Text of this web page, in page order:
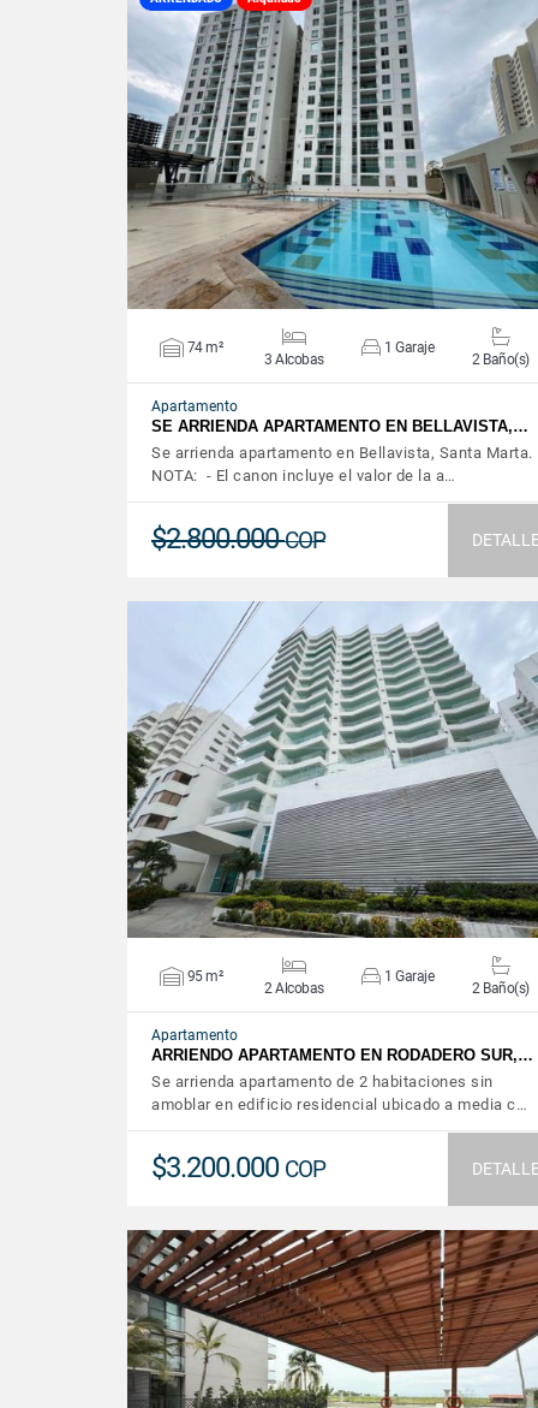
VER DETALLES
74 m²
3 Alcobas
1 Garaje
2 Baño(s)
Apartamento
SE ARRIENDA APARTAMENTO EN BELLAVISTA,…
Se arrienda apartamento en Bellavista, Santa Marta.
NOTA: - El canon incluye el valor de la a…
$2.800.000COP
VER DETALLES
95 m²
2 Alcobas
1 Garaje
2 Baño(s)
Apartamento
ARRIENDO APARTAMENTO EN RODADERO SUR,…
Se arrienda apartamento de 2 habitaciones sin
amoblar en edificio residencial ubicado a media c…
$3.200.000 COP
VER DETALLES